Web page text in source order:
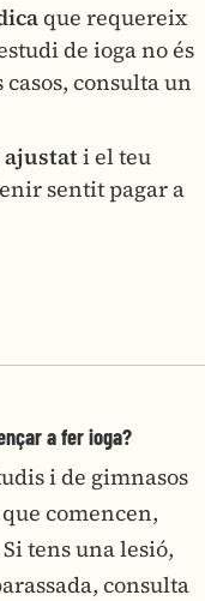
que requereix
de ioga no és
consulta un
ajustati el teu
sentit pagar a
a fer ioga?
i de gimnasos
comencen,
tens una lesió,
consulta